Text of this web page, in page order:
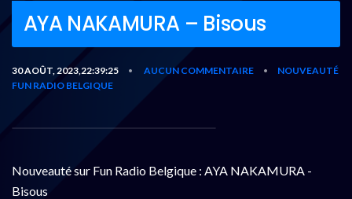
AYA NAKAMURA – Bisous
30 AOÛT, 2023,22:39:25 • AUCUN COMMENTAIRE •
NOUVEAUTÉ
FUN RADIO BELGIQUE
Nouveauté sur Fun Radio Belgique : AYA NAKAMURA -
Bisous